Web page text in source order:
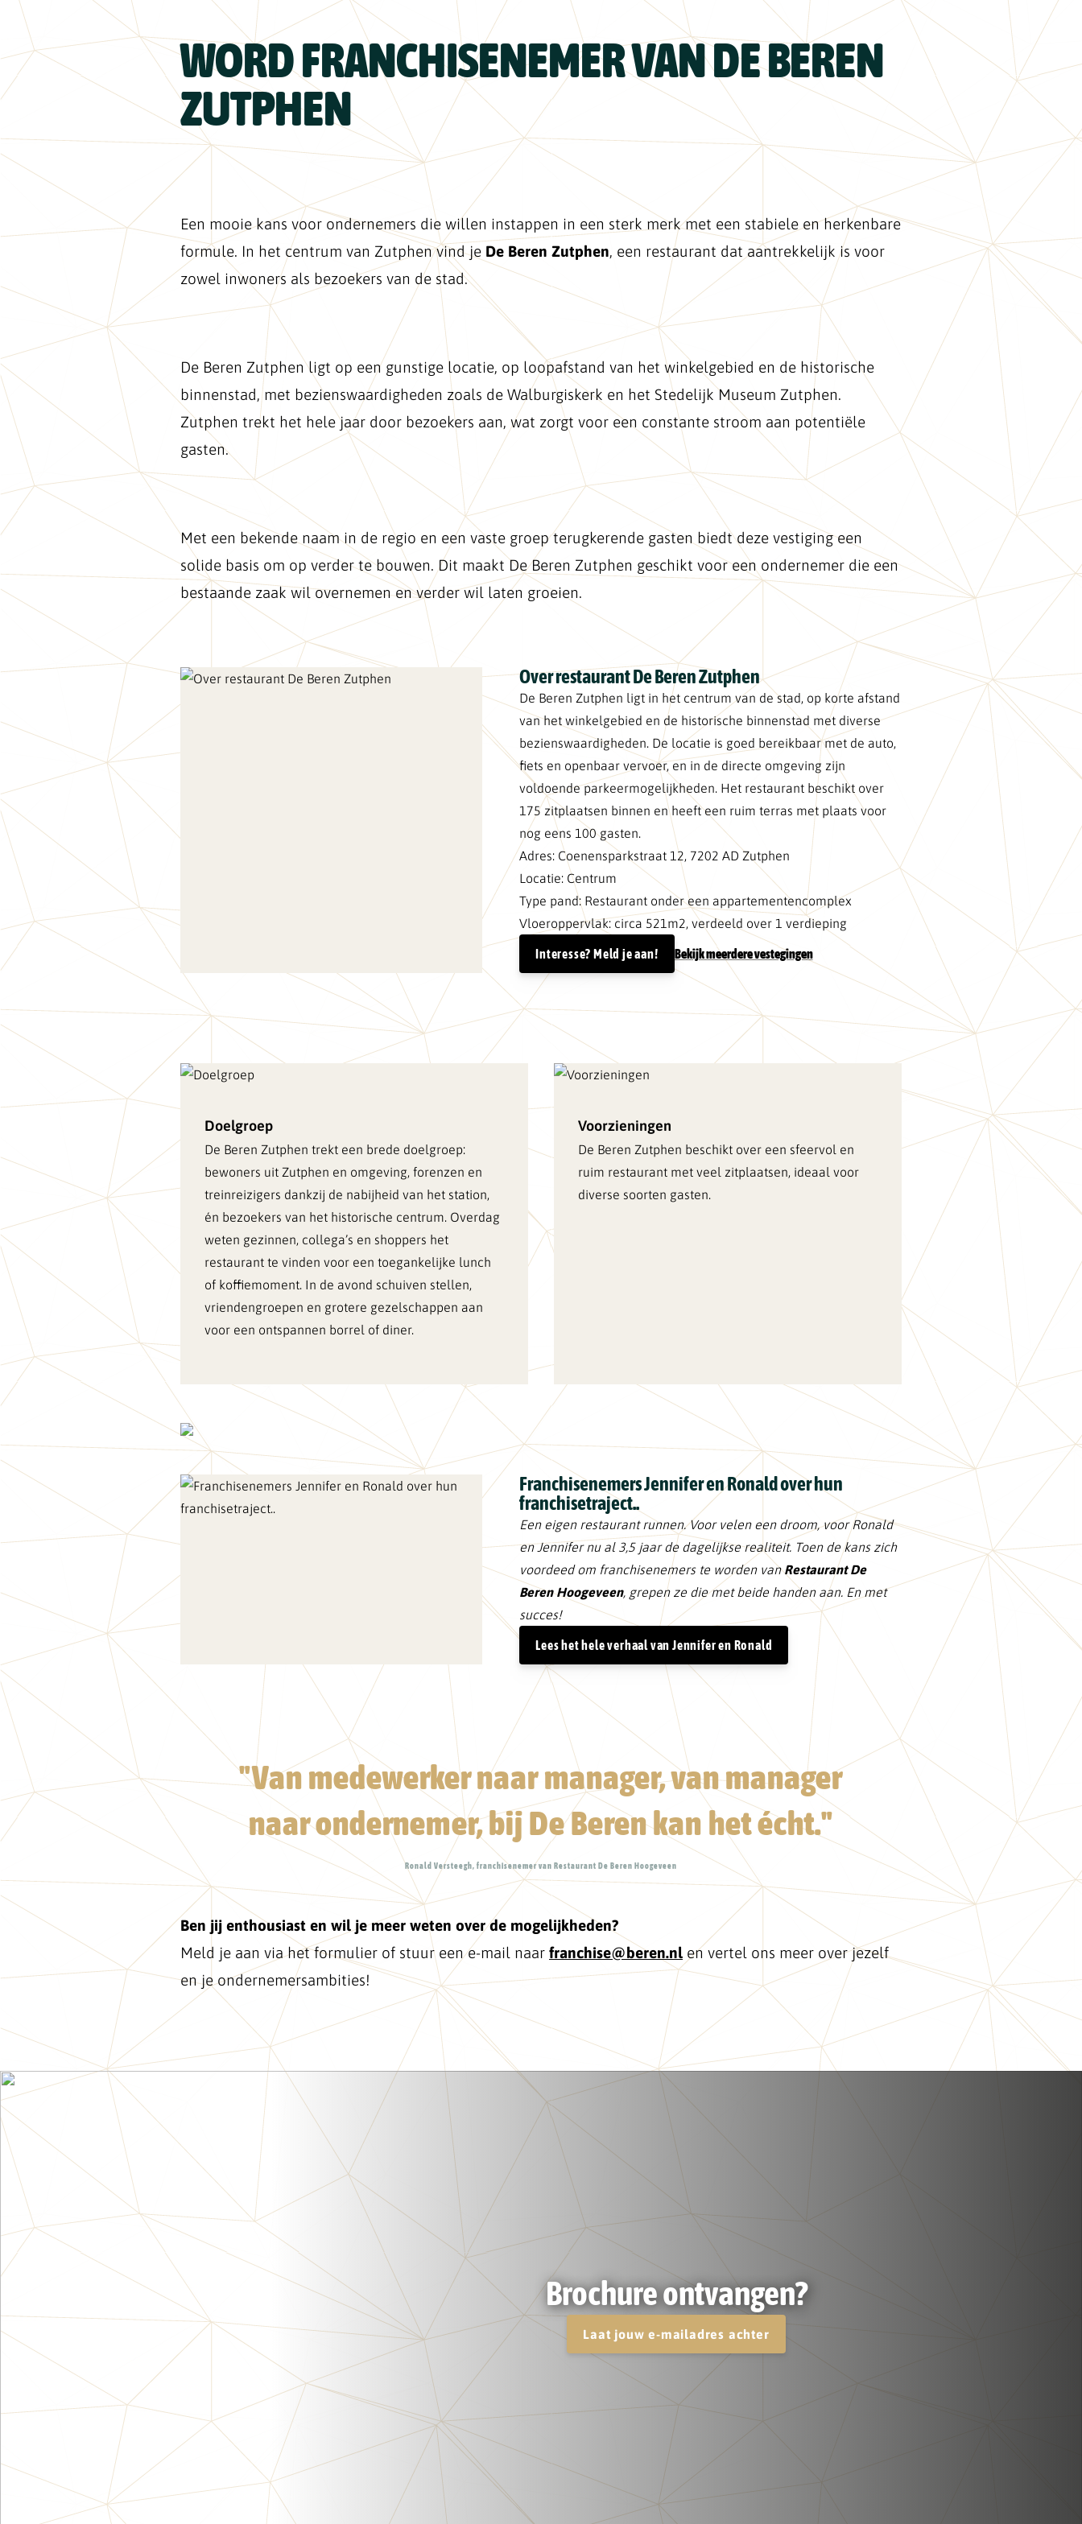
WORD FRANCHISENEMER VAN DE BEREN
ZUTPHEN
Een mooie kans voor ondernemers die willen instappen in een sterk merk met een stabiele en herkenbare
formule. In het centrum van Zutphen vind je De Beren Zutphen, een restaurant dat aantrekkelijk is voor
zowel inwoners als bezoekers van de stad.
De Beren Zutphen ligt op een gunstige locatie, op loopafstand van het winkelgebied en de historische
binnenstad, met bezienswaardigheden zoals de Walburgiskerk en het Stedelijk Museum Zutphen.
Zutphen trekt het hele jaar door bezoekers aan, wat zorgt voor een constante stroom aan potentiële
gasten.
Met een bekende naam in de regio en een vaste groep terugkerende gasten biedt deze vestiging een
solide basis om op verder te bouwen. Dit maakt De Beren Zutphen geschikt voor een ondernemer die een
bestaande zaak wil overnemen en verder wil laten groeien.
Over restaurant De Beren Zutphen
De Beren Zutphen ligt in het centrum van de stad, op korte afstand
van het winkelgebied en de historische binnenstad met diverse
bezienswaardigheden. De locatie is goed bereikbaar met de auto,
fiets en openbaar vervoer, en in de directe omgeving zijn
voldoende parkeermogelijkheden. Het restaurant beschikt over
175 zitplaatsen binnen en heeft een ruim terras met plaats voor
nog eens 100 gasten.
Adres: Coenensparkstraat 12, 7202 AD Zutphen
Locatie: Centrum
Type pand: Restaurant onder een appartementencomplex
Vloeroppervlak: circa 521m2, verdeeld over 1 verdieping
Interesse? Meld je aan! Bekijk meerdere vestegingen
Doelgroep
De Beren Zutphen trekt een brede doelgroep:
bewoners uit Zutphen en omgeving, forenzen en
treinreizigers dankzij de nabijheid van het station,
én bezoekers van het historische centrum. Overdag
weten gezinnen, collega’s en shoppers het
restaurant te vinden voor een toegankelijke lunch
of koffiemoment. In de avond schuiven stellen,
vriendengroepen en grotere gezelschappen aan
voor een ontspannen borrel of diner.
Voorzieningen
De Beren Zutphen beschikt over een sfeervol en
ruim restaurant met veel zitplaatsen, ideaal voor
diverse soorten gasten.
Franchisenemers Jennifer en Ronald over hun
franchisetraject..
Een eigen restaurant runnen. Voor velen een droom, voor Ronald
en Jennifer nu al 3,5 jaar de dagelijkse realiteit. Toen de kans zich
voordeed om franchisenemers te worden vanRestaurant De
Beren Hoogeveen, grepen ze die met beide handen aan. En met
succes!
Lees het hele verhaal van Jennifer en Ronald
"Van medewerker naar manager, van manager
naar ondernemer, bij De Beren kan het écht."
Ronald Versteegh, franchisenemer van Restaurant De Beren Hoogeveen
Ben jij enthousiast en wil je meer weten over de mogelijkheden?
Meld je aan via het formulier of stuur een e-mail naar franchise@beren.nl en vertel ons meer over jezelf
en je ondernemersambities!
Brochure ontvangen?
Laat jouw e-mailadres achter